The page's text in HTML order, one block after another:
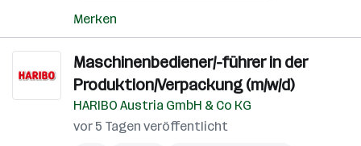
Merken
Maschinenbediener/-führer in der
Produktion/Verpackung (m/w/d)
HARIBO Austria GmbH & Co KG
vor 5 Tagen veröffentlicht